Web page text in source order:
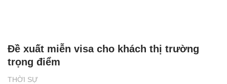
THỜI SỰ
Đề xuất miễn visa cho khách thị trường
trọng điểm